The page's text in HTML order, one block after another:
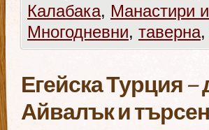
Калабака, Манастири
Многодневни, таверна,
Егейска Турция
Айвалък и